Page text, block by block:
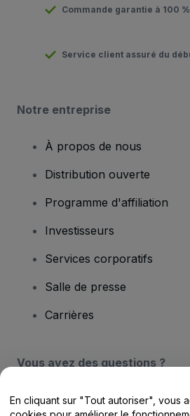
Commande garantie à 100 %
Service client assuré du
Notre entreprise
À propos de nous
Distribution ouverte
Programme d'affiliation
Investisseurs
Services corporatifs
Salle de presse
Carrières
Vous avez des questions ?
Centre d'assistance /
En cliquant sur "Tout autoriser", vous